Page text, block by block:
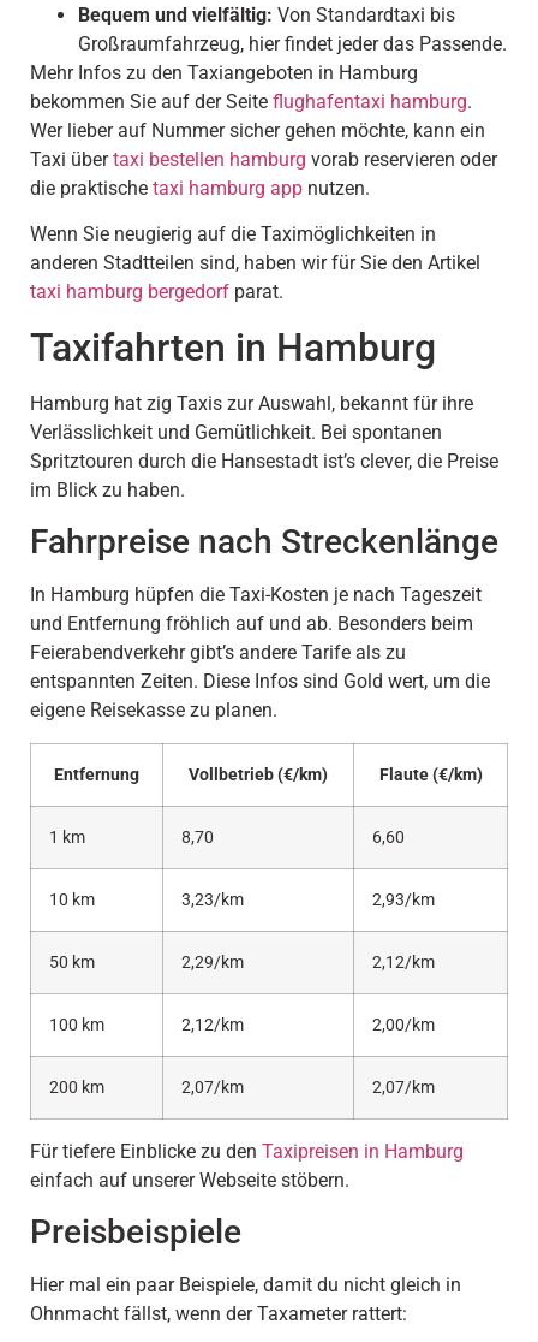
Bequem und vielfältig: Von Standardtaxi bis
Großraumfahrzeug, hier findet jeder das Passende.
Mehr Infos zu den Taxiangeboten in Hamburg
bekommen Sie auf der Seite flughafentaxi hamburg.
Wer lieber auf Nummer sicher gehen möchte, kann ein
Taxi übertaxi bestellen hamburg vorab reservieren oder
die praktische taxi hamburg app nutzen.
Wenn Sie neugierig auf die Taximöglichkeiten in
anderen Stadtteilen sind, haben wir für Sie den Artikel
taxi hamburg bergedorf parat.
Taxifahrten in Hamburg
Hamburg hat zig Taxis zur Auswahl, bekannt für ihre
Verlässlichkeit und Gemütlichkeit. Bei spontanen
Spritztouren durch die Hansestadt ist’s clever, die Preise
im Blick zu haben.
Fahrpreise nach Streckenlänge
In Hamburg hüpfen die Taxi-Kosten je nach Tageszeit
und Entfernung fröhlich auf und ab. Besonders beim
Feierabendverkehr gibt’s andere Tarife als zu
entspannten Zeiten. Diese Infos sind Gold wert, um die
eigene Reisekasse zu planen.
Entfernung Vollbetrieb (€/km) Flaute (€/km)
1 km 8,70 6,60
10 km 3,23/km 2,93/km
50 km 2,29/km 2,12/km
100 km 2,12/km 2,00/km
200 km 2,07/km 2,07/km
Für tiefere Einblicke zu den Taxipreisen in Hamburg
einfach auf unserer Webseite stöbern.
Preisbeispiele
Hier mal ein paar Beispiele, damit du nicht gleich in
Ohnmacht fällst, wenn der Taxameter rattert: